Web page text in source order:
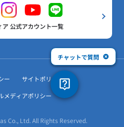
ア 公式アカウント一覧
ー
サイトポリシー
メディアポリシー
Co., Ltd. All Rights Reserved.
チャットで質問